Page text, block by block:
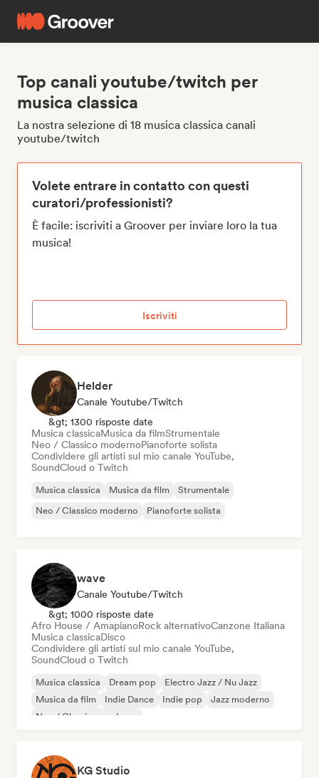
Top canali youtube/twitch per
musica classica
La nostra selezione di 18 musica classica canali
youtube/twitch
Volete entrare in contatto con questi
curatori/professionisti?
È facile: iscriviti a Groover per inviare loro la tua
musica!
Iscriviti
Helder
Canale Youtube/Twitch
&gt; 1300 risposte date
Musica classicaMusica da filmStrumentale
Neo / Classico modernoPianoforte solista
Condividere gli artisti sul mio canale YouTube,
SoundCloud o Twitch
Musica classica Musica da film
Strumentale
Neo / Classico moderno
Pianoforte solista
wave
Canale Youtube/Twitch
&gt; 1000 risposte date
Afro House / AmapianoRock alternativoCanzone Italiana
Musica classicaDisco
Condividere gli artisti sul mio canale YouTube,
SoundCloud o Twitch
Musica classica Dream pop
Electro Jazz / Nu Jazz
Musica da film
Indie Dance Indie pop
Jazz moderno
Neo / Classico moderno
KG Studio